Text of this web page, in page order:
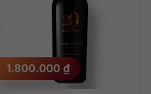
1.800.000 ₫